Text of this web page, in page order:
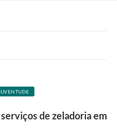
de zeladoria em